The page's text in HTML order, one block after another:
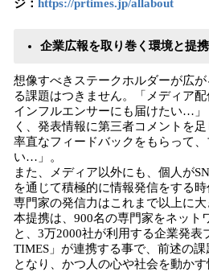
ジ ： https://prtimes.jp/allabout
企業広報を取り巻く環境と提
想像すべきステークホルダーが広
る課題はつきません。「メディア
インフルエンサーにも届けたい…
く、発表情報に第三者コメントを
率直なフィードバックをもらって
い…」。
また、メディア以外にも、個人が
を通じて積極的に情報発信をする
専門家の発信力はこれまで以上に大
本提携は、900名の専門家をネット
と、3万2000社が利用する企業発表
TIMES」が連携する事で、前述の
となり、かつ人の心や社会を動か